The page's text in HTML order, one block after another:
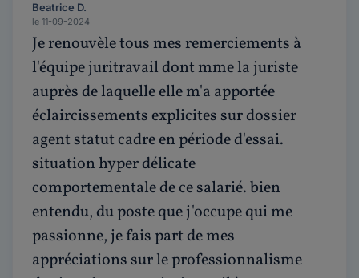
Beatrice D.
le 11-09-2024
Je renouvèle tous mes remerciements à
l'équipe juritravail dont mme la juriste
auprès de laquelle elle m'a apportée
éclaircissements explicites sur dossier
agent statut cadre en période d'essai.
situation hyper délicate
comportementale de ce salarié. bien
entendu, du poste que j'occupe qui me
passionne, je fais part de mes
appréciations sur le professionnalisme